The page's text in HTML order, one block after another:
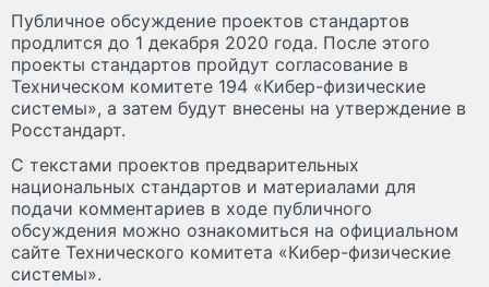
Публичное обсуждение проектов стандартов
продлится до 1 декабря 2020 года. После этого
проекты стандартов пройдут согласование в
Техническом комитете 194 «Кибер-физические
системы», а затем будут внесены на утверждение в
Росстандарт.
С текстами проектов предварительных
национальных стандартов и материалами для
подачи комментариев в ходе публичного
обсуждения можно ознакомиться на официальном
сайте Технического комитета «Кибер-физические
системы».